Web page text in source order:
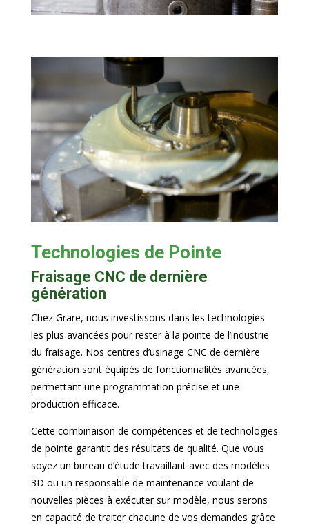
Technologies de Pointe
Fraisage CNC de dernière
génération
Chez Grare, nous investissons dans les technologies
les plus avancées pour rester à la pointe de l’industrie
du fraisage. Nos centres d’usinage CNC de dernière
génération sont équipés de fonctionnalités avancées,
permettant une programmation précise et une
production efficace.
Cette combinaison de compétences et de technologies
de pointe garantit des résultats de qualité. Que vous
soyez un bureau d’étude travaillant avec des modèles
3D ou un responsable de maintenance voulant de
nouvelles pièces à exécuter sur modèle, nous serons
en capacité de traiter chacune de vos demandes grâce